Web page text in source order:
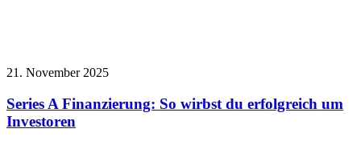
21. November 2025
Series A Finanzierung: So wirbst du erfolgreich um
Investoren